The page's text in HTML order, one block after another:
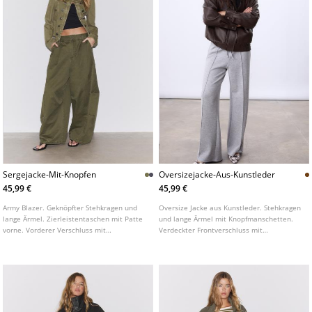
Sergejacke-Mit-Knopfen
45,99 €
Army Blazer. Geknöpfter Stehkragen und
lange Ärmel. Zierleistentaschen mit Patte
vorne. Vorderer Verschluss mit
Oversizejacke-Aus-Kunstleder
45,99 €
Oversize Jacke aus Kunstleder. Stehkragen
und lange Ärmel mit Knopfmanschetten.
Verdeckter Frontverschluss mit
vorne und Paspeltaschen an den Seiten.
Elastischer Saum.